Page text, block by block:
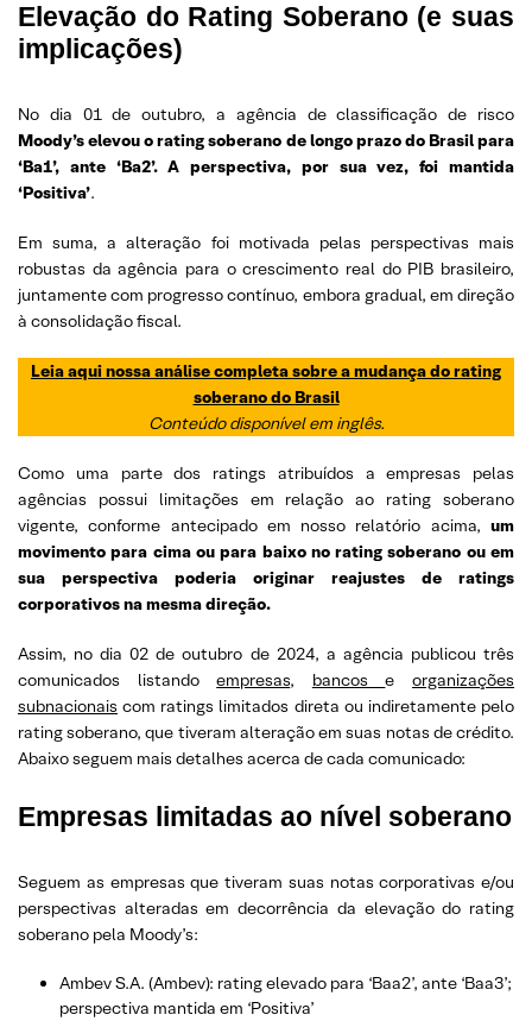
Elevação do Rating Soberano (e suas
implicações)
No dia 01 de outubro, a agência de classificação de risco
Moody’s elevou o rating soberano de longo prazo do Brasil para
‘Ba1’, ante ‘Ba2’. A perspectiva, por sua vez, foi mantida
‘Positiva’.
Em suma, a alteração foi motivada pelas perspectivas mais
robustas da agência para o crescimento real do PIB brasileiro,
juntamente com progresso contínuo, embora gradual, em direção
à consolidação fiscal.
Leia aqui nossa análise completa sobre a mudança do rating
soberano do Brasil
Conteúdo disponível em inglês.
Como uma parte dos ratings atribuídos a empresas pelas
agências possui limitações em relação ao rating soberano
vigente, conforme antecipado em nosso relatório acima, um
movimento para cima ou para baixo no rating soberano ou em
sua perspectiva poderia originar reajustes de ratings
corporativos na mesma direção.
Assim, no dia 02 de outubro de 2024, a agência publicou três
comunicados listandoempresas, bancoseorganizações
subnacionais com ratings limitados direta ou indiretamente pelo
rating soberano, que tiveram alteração em suas notas de crédito.
Abaixo seguem mais detalhes acerca de cada comunicado:
Empresas limitadas ao nível soberano
Seguem as empresas que tiveram suas notas corporativas e/ou
perspectivas alteradas em decorrência da elevação do rating
soberano pela Moody’s:
Ambev S.A. (Ambev): rating elevado para ‘Baa2’, ante ‘Baa3’;
perspectiva mantida em ‘Positiva’